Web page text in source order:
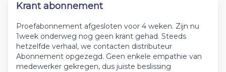
Krant abonnement
Proefabonnement afgesloten voor 4 weken. Zijn nu
1week onderweg nog geen krant gehad. Steeds
hetzelfde verhaal, we contacten distributeur
Abonnement opgezegd. Geen enkele empathie van
medewerker gekregen, dus juiste beslissing